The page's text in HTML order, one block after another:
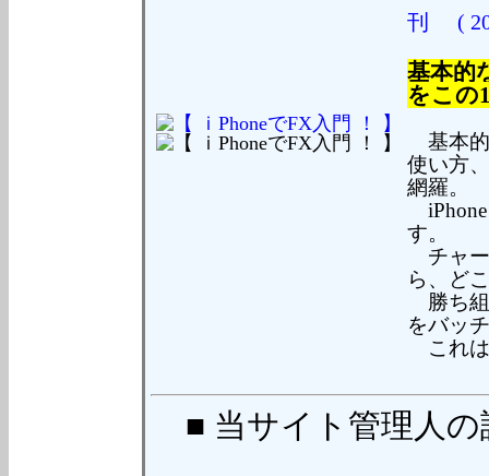
刊 (
基本的
をこの
基本的
使い方
網羅。
iPhone
す。
チャー
ら、ど
勝ち組
をバッ
これは
■ 当サイト管理人